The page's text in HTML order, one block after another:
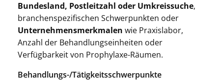
Bundesland, Postleitzahl oder Umkreissuche,
branchenspezifischen Schwerpunkten oder
Unternehmensmerkmalen wie Praxislabor,
Anzahl der Behandlungseinheiten oder
Verfügbarkeit von Prophylaxe-Räumen.
Behandlungs-/Tätigkeitsschwer­punkte